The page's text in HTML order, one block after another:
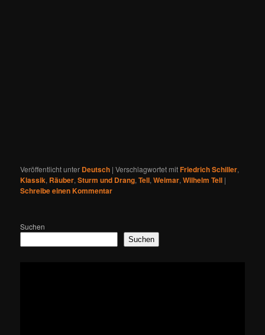
Veröffentlicht unter Deutsch |Verschlagwortet mitFriedrich Schiller,
Klassik, Räuber,Sturm und Drang,Tell,Weimar,Wilhelm Tell |
Schreibe einen Kommentar
Suchen
Suchen